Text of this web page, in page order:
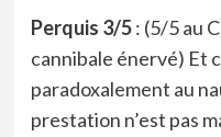
Perquis 3/5: (5/5 au
cannibale énervé) Et
paradoxalement au
prestation n’est pas